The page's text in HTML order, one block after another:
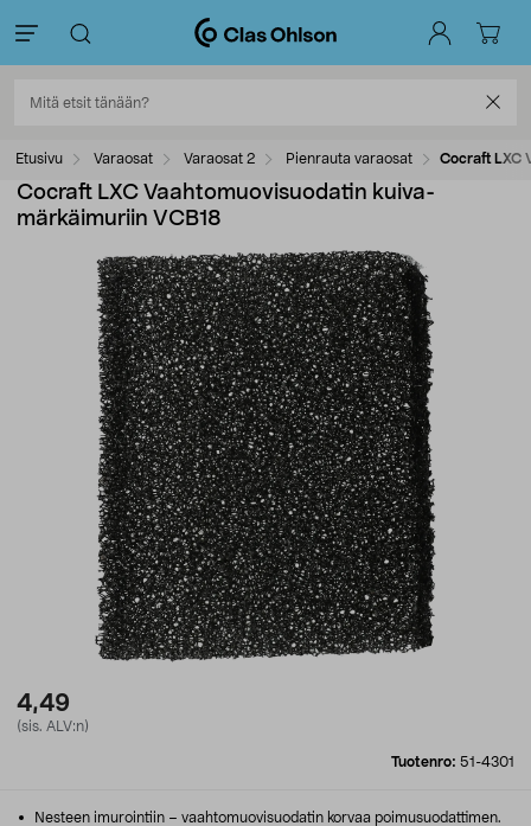
Etusivu Varaosat Varaosat 2 Pienrauta varaosat Cocraft LXC
Cocraft LXC Vaahtomuovisuodatin kuiva-
märkäimuriin VCB18
4,49
(sis. ALV:n)
Tuotenro: 51-4301
Nesteen imurointiin – vaahtomuovisuodatin korvaa poimusuodattimen.